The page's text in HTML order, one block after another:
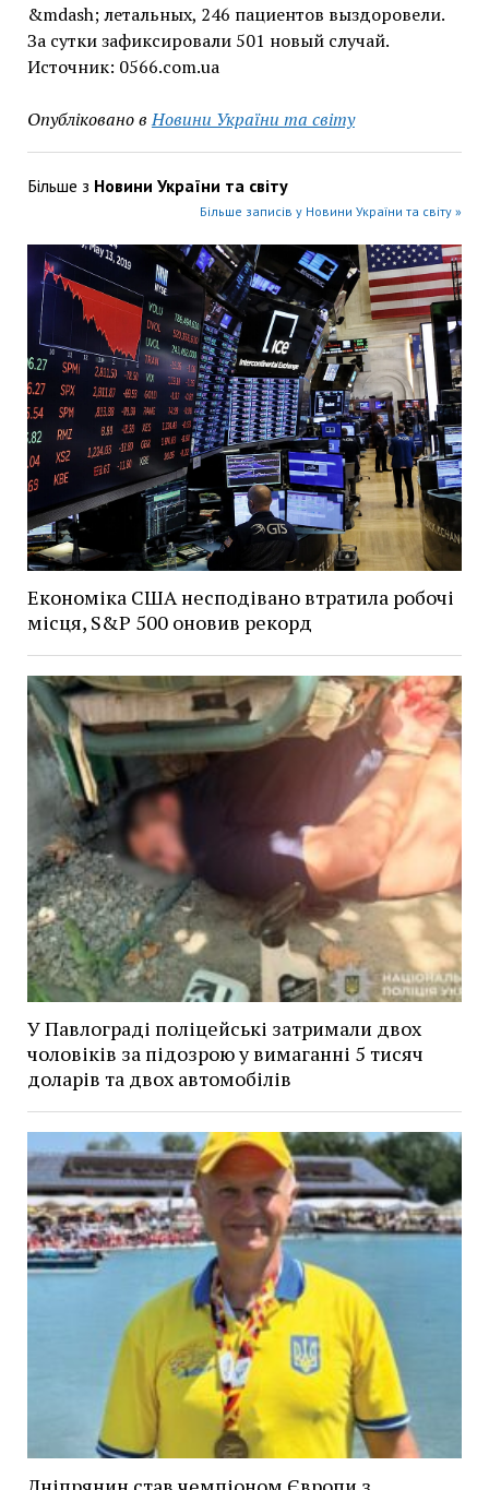
&mdash; летальных, 246 пациентов выздоровели.
За сутки зафиксировали 501 новый случай.
Источник: 0566.com.ua
Опубліковано в Новини України та світу
Більше з Новини України та світу
Більше записів у Новини України та світу »
Економіка США несподівано втратила робочі
місця, S&P 500 оновив рекорд
У Павлограді поліцейські затримали двох
чоловіків за підозрою у вимаганні 5 тисяч
доларів та двох автомобілів